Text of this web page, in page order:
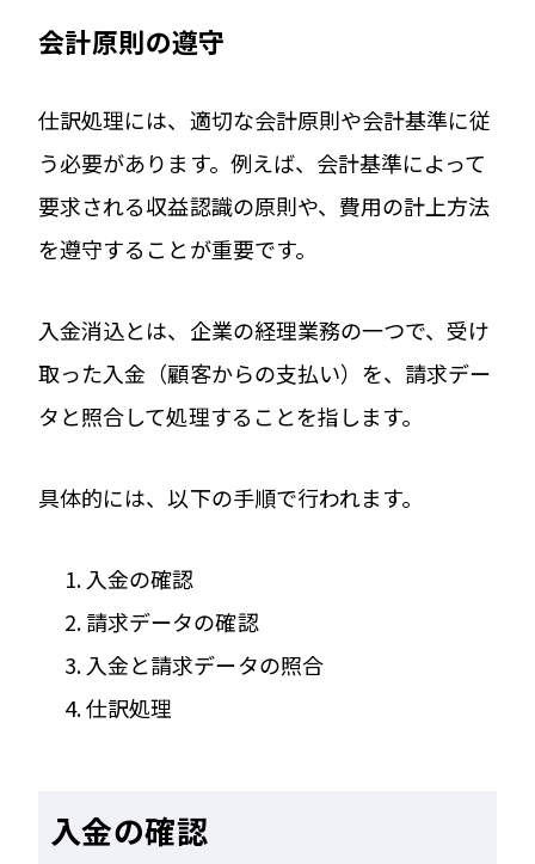
会計原則の遵守
仕訳処理には、適切な会計原則や会計基準に従
う必要があります。例えば、会計基準によって
要求される収益認識の原則や、費用の計上方法
を遵守することが重要です。
入金消込とは、企業の経理業務の一つで、受け
取った入金（顧客からの支払い）を、請求デー
タと照合して処理することを指します。
具体的には、以下の手順で行われます。
入金の確認
請求データの確認
入金と請求データの照合
仕訳処理
入金の確認